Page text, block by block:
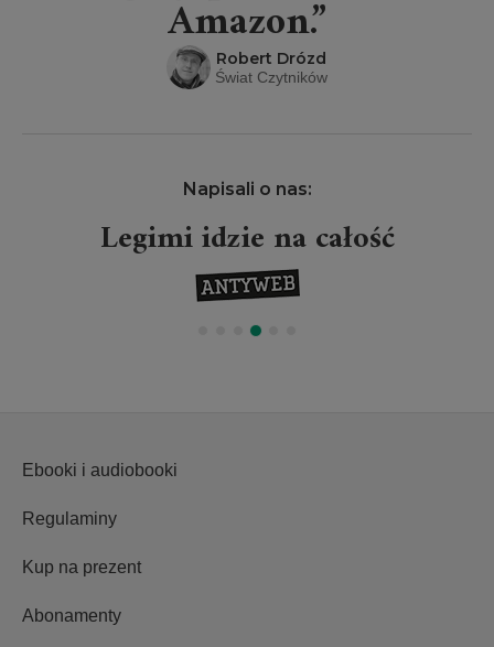
Amazon.”
Robert Drózd
Świat Czytników
Napisali o nas:
Legimi idzie na całość
Ebooki i audiobooki
Regulaminy
Kup na prezent
Abonamenty